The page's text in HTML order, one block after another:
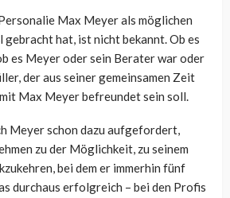
Max Meyer als möglichen
gebracht hat, ist nicht bekannt. Ob es
es Meyer oder sein Berater war oder
der aus seiner gemeinsamen Zeit
Max Meyer befreundet sein soll.
Meyer schon dazu aufgefordert,
zu der Möglichkeit, zu seinem
bei dem er immerhin fünf
durchaus erfolgreich – bei den Profis